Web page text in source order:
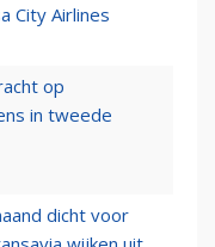
City Airlines
op
in tweede
dicht voor